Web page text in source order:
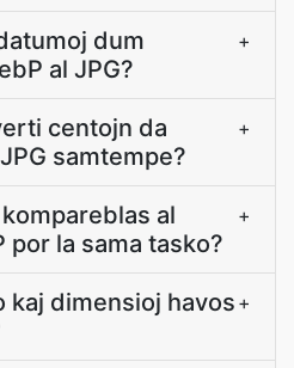
dum
al JPG?
+
centojn da
samtempe?
+
al
por la sama tasko?
+
kaj dimensioj havos +